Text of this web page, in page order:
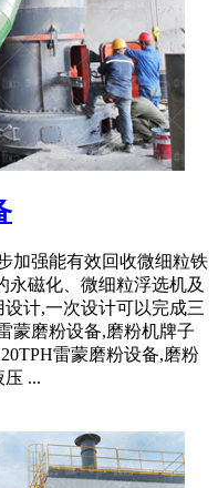
加强能有效回收微细粒铁
永磁化、微细粒浮选机及
计,一次设计可以完成三
蒙磨粉设备,磨粉机牌子
雷蒙磨粉设备,磨粉
...